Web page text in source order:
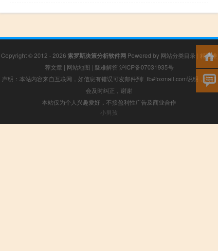
Copyright © 2012 - 2026 索罗斯决策分析软件网 Powered by 网站分类目录 | 精选推
荐文章 | 网站地图 | 疑难解答 沪ICP备07031935号
声明：本站内容来自互联网，如信息有错误可发邮件到f_fb#foxmail.com说明，我们
会及时纠正，谢谢
本站仅为个人兴趣爱好，不接盈利性广告及商业合作
小男孩